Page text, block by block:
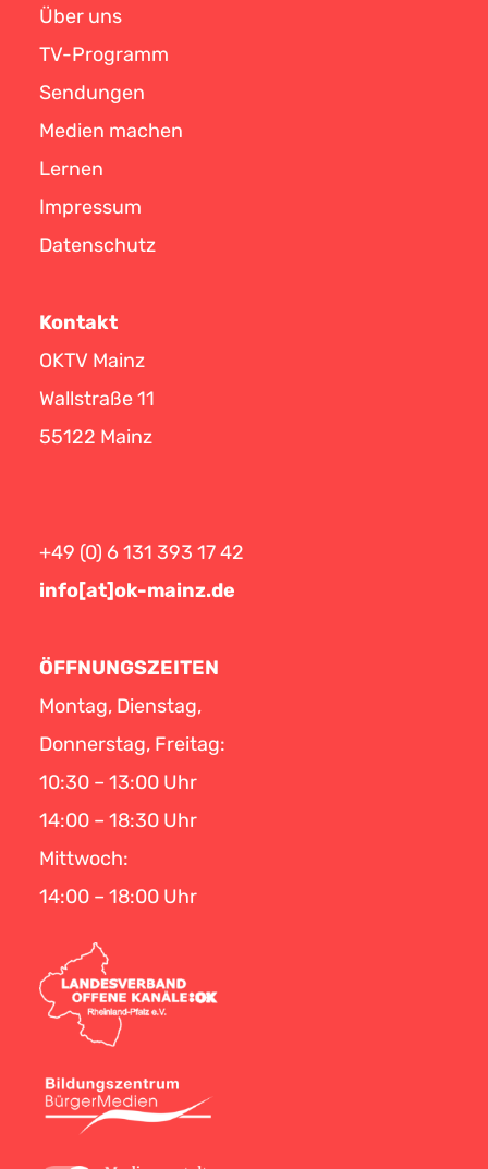
Über uns
TV-Programm
Sendungen
Medien machen
Lernen
Impressum
Datenschutz
Kontakt
OKTV Mainz
Wallstraße 11
55122 Mainz
+49 (0) 6 131 393 17 42
info[at]ok-mainz.de
ÖFFNUNGSZEITEN
Montag, Dienstag,
Donnerstag, Freitag:
10:30 – 13:00 Uhr
14:00 – 18:30 Uhr
Mittwoch:
14:00 – 18:00 Uhr